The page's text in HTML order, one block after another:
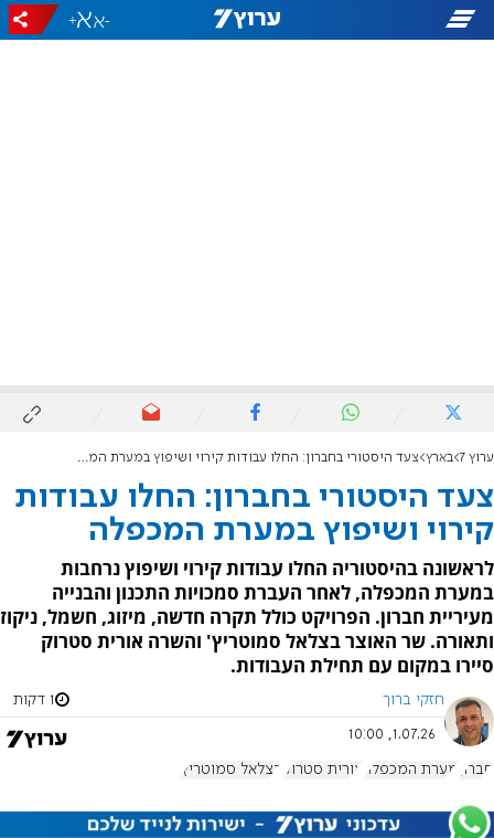
-
+
ערוץ 7 בארץ צעד היסטורי בחברון: החלו עבודות קירוי ושיפוץ במערת המכפלה
צעד היסטורי בחברון: החלו עבודות
קירוי ושיפוץ במערת המכפלה
לראשונה בהיסטוריה החלו עבודות קירוי ושיפוץ נרחבות
במערת המכפלה, לאחר העברת סמכויות התכנון והבנייה
מעיריית חברון. הפרויקט כולל תקרה חדשה, מיזוג, חשמל, ניקוז
ותאורה. שר האוצר בצלאל סמוטריץ' והשרה אורית סטרוק
סיירו במקום עם תחילת העבודות.
חזקי ברוך 1 דקות
1.07.26, 10:00
חברון מערת המכפלה אורית סטרוק בצלאל סמוטריץ'